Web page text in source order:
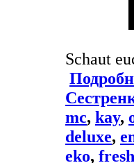
Schaut
mc, kay,
deluxe,
eko, fresh